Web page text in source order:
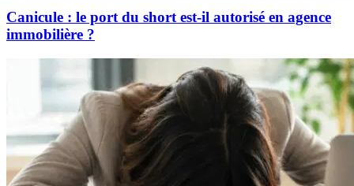
Canicule : le port du short est-il autorisé en agence
immobilière ?